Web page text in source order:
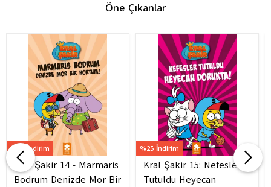
Öne Çıkanlar
%25 İndirim
Kral Şakir 14 - Marmaris
Bodrum Denizde Mor Bir
%25 İndirim
Kral Şakir 15: Nefesler
Tutuldu Heyecan